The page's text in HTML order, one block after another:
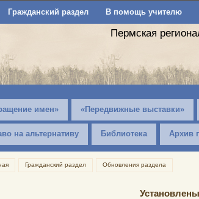
Гражданский раздел В помощь учителю
Пермская
имен» «Передвижные выставки»
на альтернативу Библиотека Архив
Гражданский раздел Обновления раздела